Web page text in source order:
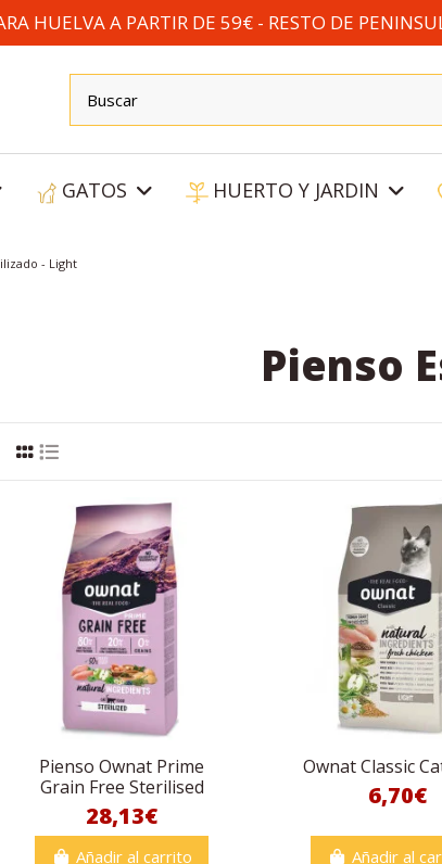
HUELVA A PARTIR DE 59€ - RESTO DE
GATOS HUERTO Y JARDIN
- Light
Pienso
Pienso Ownat Prime
Grain Free Sterilised
28,13€
Añadir al carrito
Ownat Classic
6,70€
Añadir al